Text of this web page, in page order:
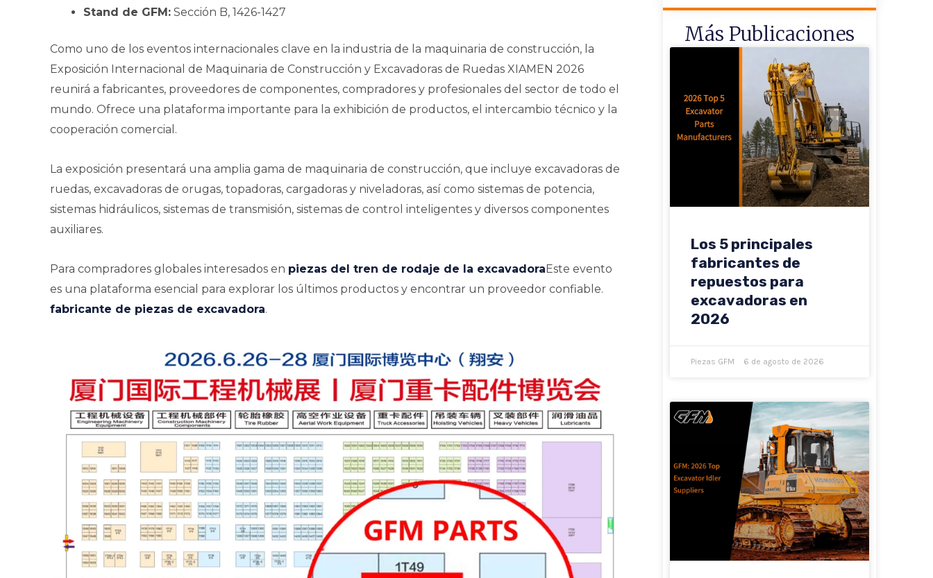
Stand de GFM: Sección B, 1426-1427
Como uno de los eventos internacionales clave en la industria de la maquinaria de construcción, la
Exposición Internacional de Maquinaria de Construcción y Excavadoras de Ruedas XIAMEN 2026
reunirá a fabricantes, proveedores de componentes, compradores y profesionales del sector de todo el
mundo. Ofrece una plataforma importante para la exhibición de productos, el intercambio técnico y la
cooperación comercial.
La exposición presentará una amplia gama de maquinaria de construcción, que incluye excavadoras de
ruedas, excavadoras de orugas, topadoras, cargadoras y niveladoras, así como sistemas de potencia,
sistemas hidráulicos, sistemas de transmisión, sistemas de control inteligentes y diversos componentes
auxiliares.
Para compradores globales interesados en piezas del tren de rodaje de la excavadora Este evento
es una plataforma esencial para explorar los últimos productos y encontrar un proveedor confiable.
fabricante de piezas de excavadora.
Más Publicaciones
Los 5 principales
fabricantes de
repuestos para
excavadoras en
2026
Piezas GFM 6 de agosto de 2026